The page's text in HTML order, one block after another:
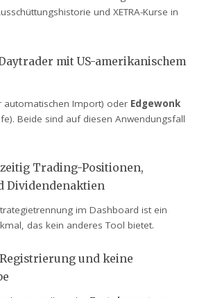
und XETRA-Kurse in
mit US-amerikanischem
automatischen Import) oder Edgewonk
Beide sind auf diesen Anwendungsfall
Trading-Positionen,
Dividendenaktien
im Dashboard ist ein
das kein anderes Tool bietet.
und keine